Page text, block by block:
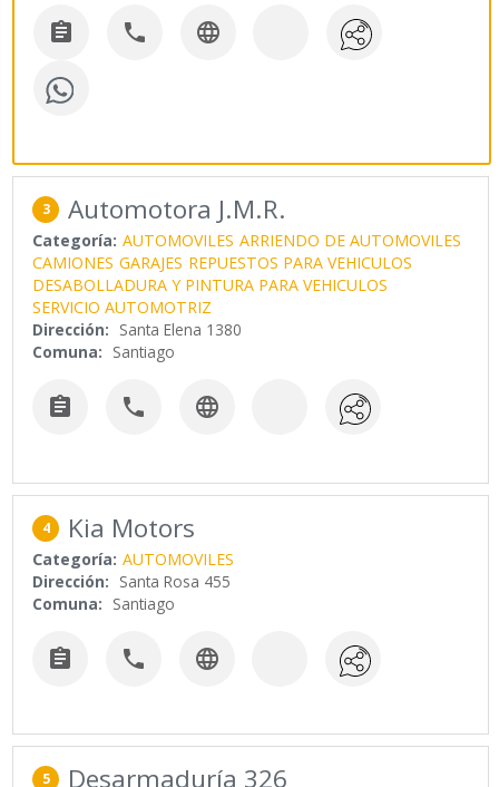
  
3 Automotora J.M.R.
Categoría: AUTOMOVILES ARRIENDO DE AUTOMOVILES
CAMIONES GARAJES REPUESTOS PARA VEHICULOS
DESABOLLADURA Y PINTURA PARA VEHICULOS
SERVICIO AUTOMOTRIZ
Dirección: Santa Elena 1380
Comuna: Santiago
  
4 Kia Motors
Categoría: AUTOMOVILES
Dirección: Santa Rosa 455
Comuna: Santiago
  
5 Desarmaduría 326